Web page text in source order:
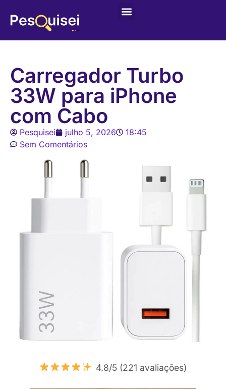
Carregador Turbo
33W para iPhone
com Cabo
Pesquisei julho 5, 2026
18:45
Sem Comentários
4.8/5 (221 avaliações)